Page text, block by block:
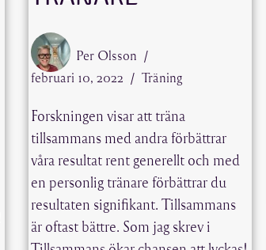
Per Olsson
februari 10, 2022
Träning
Forskningen visar att träna
tillsammans med andra förbättrar
våra resultat rent generellt och med
en personlig tränare förbättrar du
resultaten signifikant. Tillsammans
är oftast bättre. Som jag skrev i